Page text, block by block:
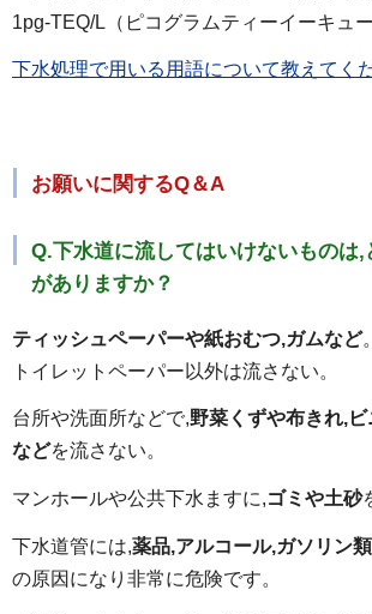
1pg-TEQ/L（ピコグラムティーイーキュ
下水処理で用いる用語について教えてく
お願いに関するQ＆A
Q.下水道に流してはいけないものは,
がありますか？
ティッシュペーパーや紙おむつ,ガムなど
トイレットペーパー以外は流さない。
台所や洗面所などで,野菜くずや布きれ,
などを流さない。
マンホールや公共下水ますに,ゴミや土砂
下水道管には,薬品,アルコール,ガソリン類
の原因になり非常に危険です。